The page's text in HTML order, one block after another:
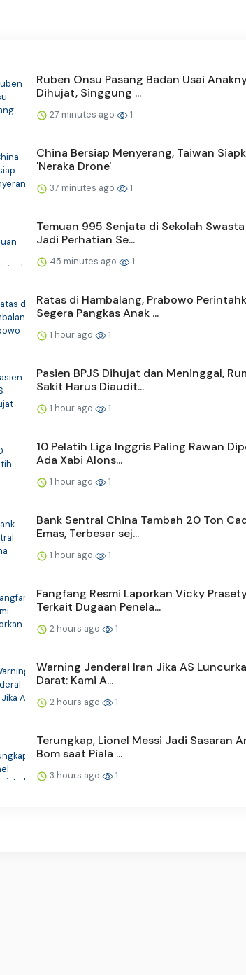
Ruben Onsu Pasang Badan Usai
Dihujat, Singgung ...
27 minutes ago 1
China Bersiap Menyerang, Taiwan
'Neraka Drone'
37 minutes ago 1
Temuan 995 Senjata di Sekolah
Jadi Perhatian Se...
45 minutes ago 1
Ratas di Hambalang, Prabowo
Segera Pangkas Anak ...
1 hour ago 1
Pasien BPJS Dihujat dan Meninggal,
Sakit Harus Diaudit...
1 hour ago 1
10 Pelatih Liga Inggris Paling Rawan
Ada Xabi Alons...
1 hour ago 1
Bank Sentral China Tambah 20 Ton
Emas, Terbesar sej...
1 hour ago 1
Fangfang Resmi Laporkan Vicky
Terkait Dugaan Penela...
2 hours ago 1
Warning Jenderal Iran Jika AS
Darat: Kami A...
2 hours ago 1
Terungkap, Lionel Messi Jadi Sasaran
Bom saat Piala ...
3 hours ago 1